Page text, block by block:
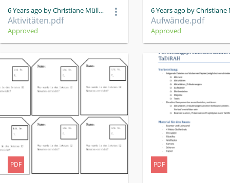
6 Years ago by Christiane Müller
Aktivitäten.pdf
Approved
Aufwände.pdf
Approved
PDF PDF